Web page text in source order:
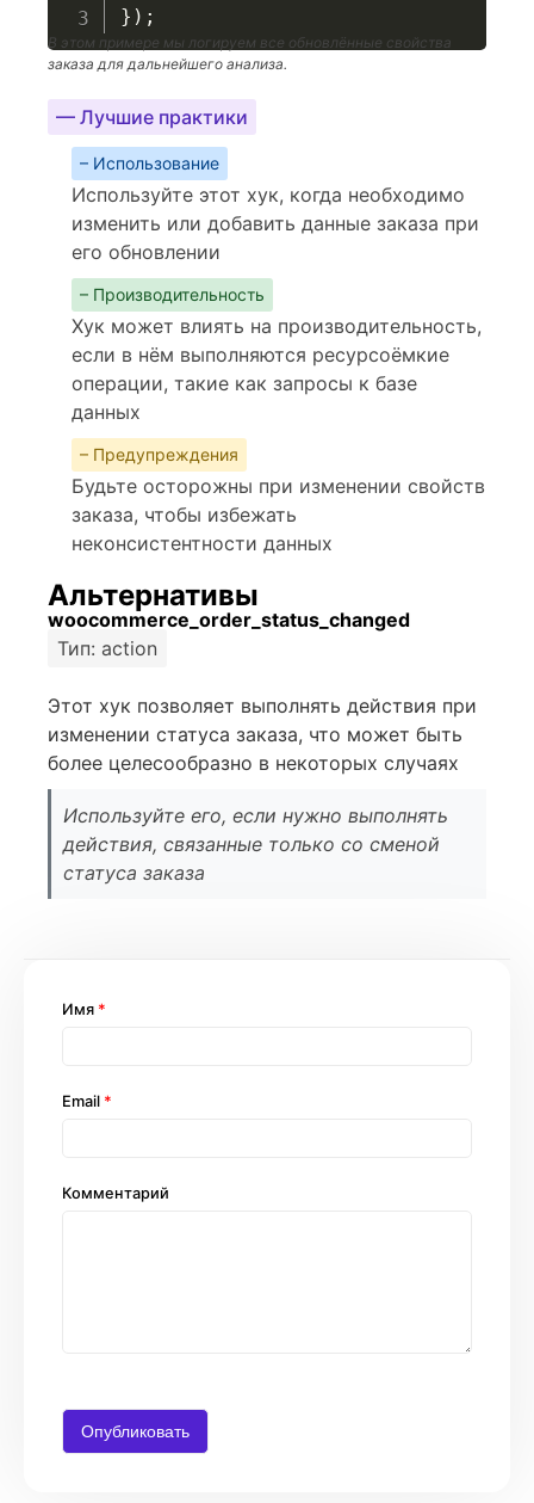
} ) ;
В этом примере мы логируем все обновлённые свойства
заказа для дальнейшего анализа.
— Лучшие практики
– Использование
Используйте этот хук, когда необходимо
изменить или добавить данные заказа при
его обновлении
– Производительность
Хук может влиять на производительность,
если в нём выполняются ресурсоёмкие
операции, такие как запросы к базе
данных
– Предупреждения
Будьте осторожны при изменении свойств
заказа, чтобы избежать
неконсистентности данных
Альтернативы
woocommerce_order_status_changed
Тип: action
Этот хук позволяет выполнять действия при
изменении статуса заказа, что может быть
более целесообразно в некоторых случаях
Используйте его, если нужно выполнять
действия, связанные только со сменой
статуса заказа
Комментарий
Имя *
Email *